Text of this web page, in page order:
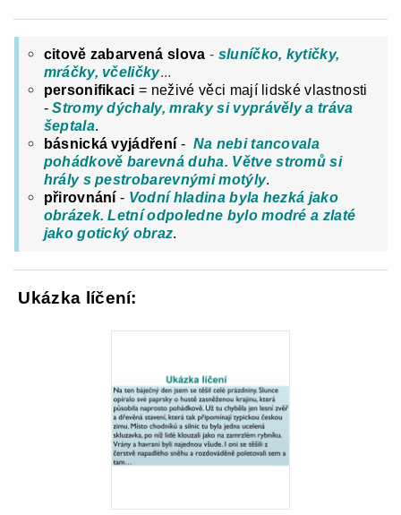
citově zabarvená slova - sluníčko, kytičky,
mráčky, včeličky...
personifikaci = neživé věci mají lidské vlastnosti
-Stromy dýchaly, mraky si vyprávěly a tráva
šeptala.
básnická vyjádření - Na nebi tancovala
pohádkově barevná duha. Větve stromů si
hrály s pestrobarevnými motýly.
přirovnání - Vodní hladina byla hezká jako
obrázek. Letní odpoledne bylo modré a zlaté
jako gotický obraz.
Ukázka líčení: